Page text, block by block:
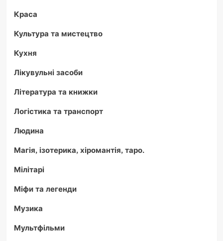
Краса
Культура та мистецтво
Кухня
Лікувульні засоби
Література та книжки
Логістика та транспорт
Людина
Магія, ізотерика, хіромантія, таро.
Мілітарі
Міфи та легенди
Музика
Мультфільми